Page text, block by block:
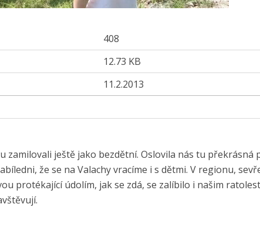
408
12.73 KB
11.2.2013
zamilovali ještě jako bezdětní. Oslovila nás tu překrásná
že se na Valachy vracíme i s dětmi. V regionu,
protékající údolím, jak se zdá, se zalíbilo i našim